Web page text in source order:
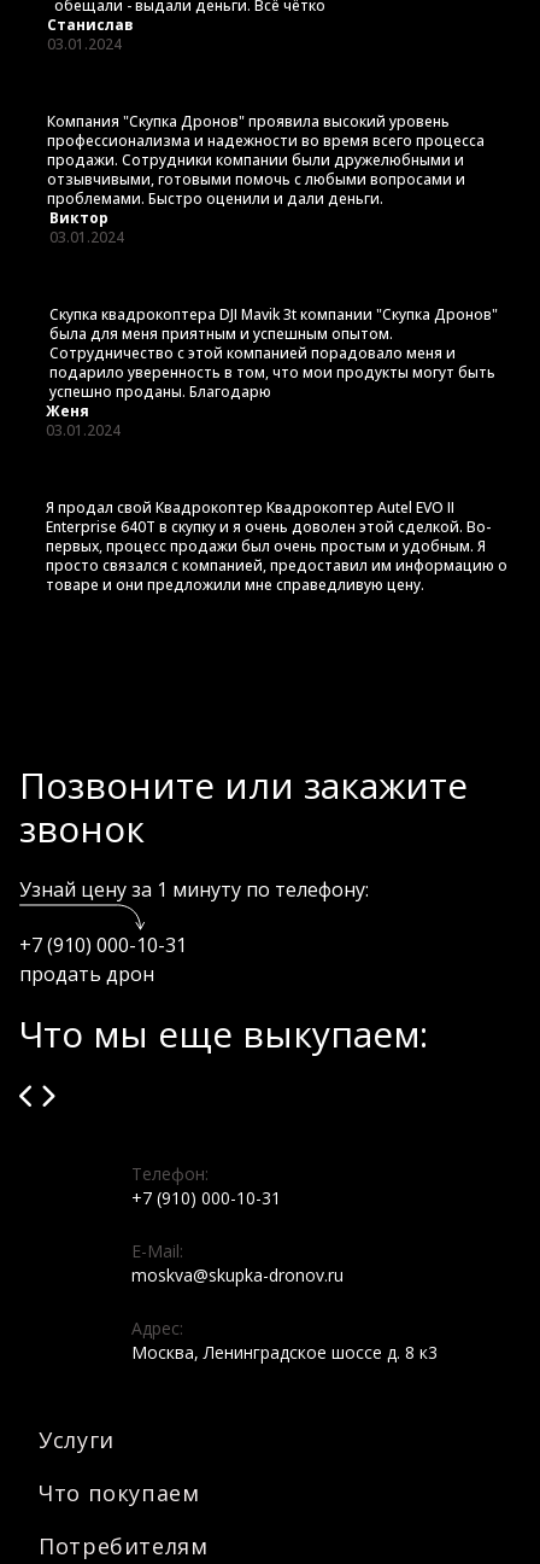
обещали - выдали деньги. Всё чётко
Станислав
03.01.2024
Компания "Скупка Дронов" проявила высокий уровень
профессионализма и надежности во время всего процесса
продажи. Сотрудники компании были дружелюбными и
отзывчивыми, готовыми помочь с любыми вопросами и
проблемами. Быстро оценили и дали деньги.
Виктор
03.01.2024
Скупка квадрокоптера DJI Mavik 3t компании "Скупка Дронов"
была для меня приятным и успешным опытом.
Сотрудничество с этой компанией порадовало меня и
подарило уверенность в том, что мои продукты могут быть
успешно проданы. Благодарю
Женя
03.01.2024
Я продал свой Квадрокоптер Квадрокоптер Autel EVO II
Enterprise 640T в скупку и я очень доволен этой сделкой. Во-
первых, процесс продажи был очень простым и удобным. Я
просто связался с компанией, предоставил им информацию о
товаре и они предложили мне справедливую цену.
Позвоните или закажите
звонок
Узнай цену за 1 минуту по телефону:
+7 (910) 000-10-31
продать дрон
Что мы еще выкупаем:
Телефон:
+7 (910) 000-10-31
E-Mail:
moskva@skupka-dronov.ru
Адрес:
Москва, Ленинградское шоссе д. 8 к3
Услуги
Что покупаем
Потребителям